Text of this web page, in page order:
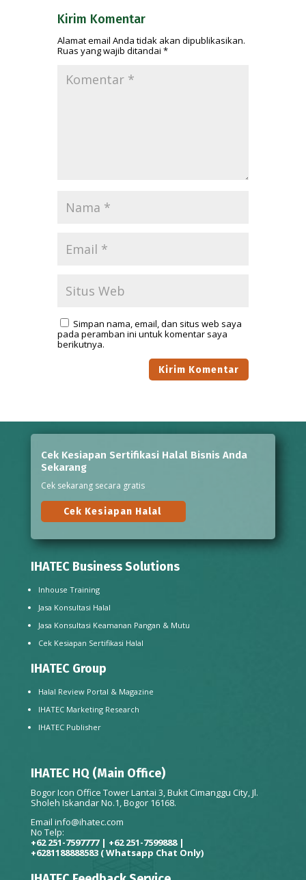
Kirim Komentar
Alamat email Anda tidak akan dipublikasikan.
Ruas yang wajib ditandai *
Simpan nama, email, dan situs web saya
pada peramban ini untuk komentar saya
berikutnya.
Cek Kesiapan Sertifikasi Halal Bisnis Anda
Sekarang
Cek sekarang secara gratis
Cek Kesiapan Halal
IHATEC Business Solutions
Inhouse Training
Jasa Konsultasi Halal
Jasa Konsultasi Keamanan Pangan & Mutu
Cek Kesiapan Sertifikasi Halal
IHATEC Group
Halal Review Portal & Magazine
IHATEC Marketing Research
IHATEC Publisher
IHATEC HQ (Main Office)
Bogor Icon Office Tower Lantai 3, Bukit Cimanggu City, Jl.
Sholeh Iskandar No.1, Bogor 16168.
Email info@ihatec.com
No Telp:
+62 251-7597777 | +62 251-7599888 |
+6281188888583 ( Whatsapp Chat Only)